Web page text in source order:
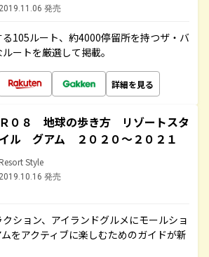
2019.11.06 発売
105ルート、約4000停留所を持つザ・バ
ートを厳選して掲載。
詳細を見る
Ｒ０８ 地球の歩き方 リゾートスタ
イル グアム ２０２０～２０２１
Style
2019.10.16 発売
ション、アイランドグルメにモールショ
をアクティブに楽しむためのガイドが新